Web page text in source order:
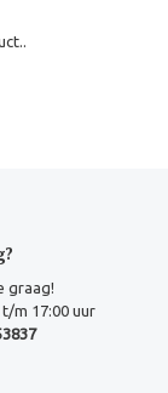
graag!
m 17:00 uur